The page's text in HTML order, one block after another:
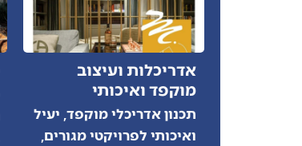
אדריכלות ועיצוב
מוקפד ואיכותי
תכנון אדריכלי מוקפד, יעיל
ואיכותי לפרויקטי מגורים,